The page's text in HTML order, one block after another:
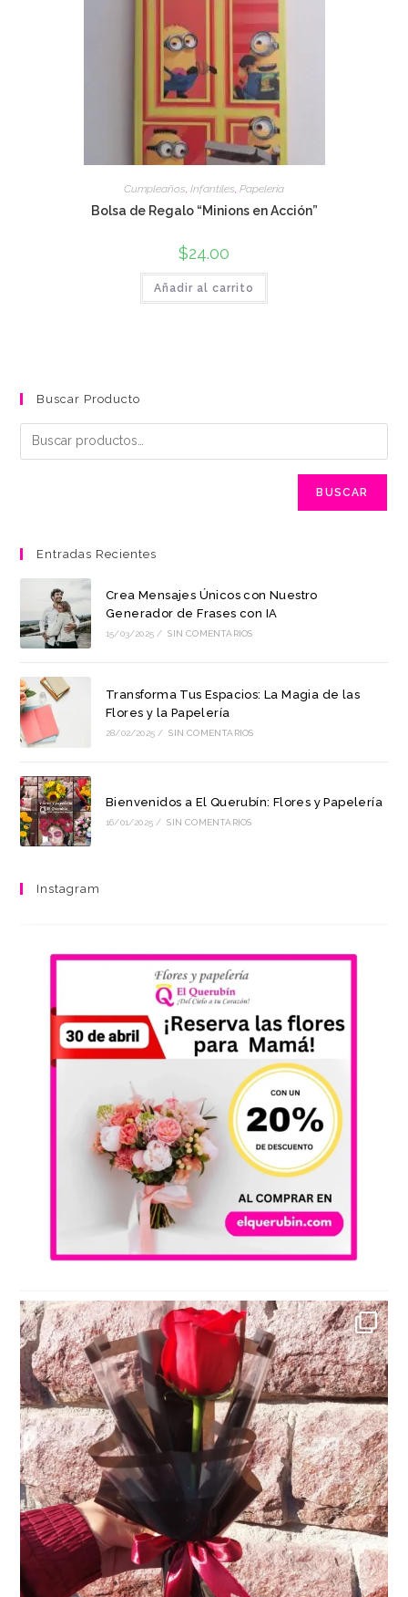
Cumpleaños, Infantiles, Papelería
Bolsa de Regalo “Minions en Acción”
$24.00
Añadir al carrito
Buscar Producto
BUSCAR
Entradas Recientes
Crea Mensajes Únicos con Nuestro
Generador de Frases con IA
15/03/2025 / SIN COMENTARIOS
Transforma Tus Espacios: La Magia de las
Flores y la Papelería
28/02/2025 / SIN COMENTARIOS
Bienvenidos a El Querubín: Flores y Papelería
16/01/2025 / SIN COMENTARIOS
Instagram